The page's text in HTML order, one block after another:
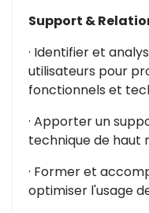
Support &
· Identifier et
utilisateurs pour
fonctionnels et
· Apporter un
technique de haut
· Former et
optimiser l'usage